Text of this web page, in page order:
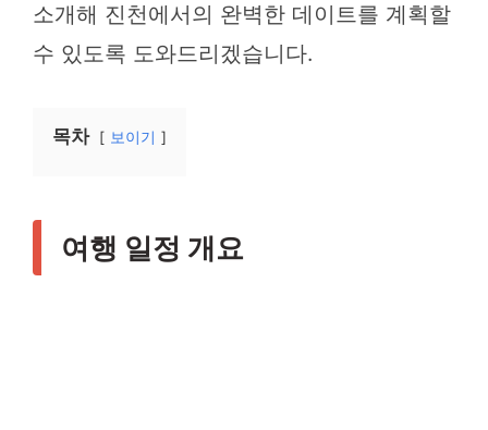
소개해 진천에서의 완벽한 데이트를 계획할
수 있도록 도와드리겠습니다.
목차 보이기
여행 일정 개요